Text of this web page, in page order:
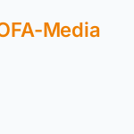
Media